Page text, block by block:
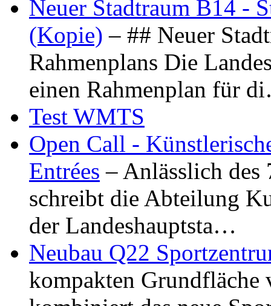
Neuer Stadtraum B14 -
(Kopie) – ## Neuer
Rahmenplans Die
einen Rahmenplan für
Test WMTS
Open Call -
Entrées – Anlässlich
schreibt die Abteilung
der Landeshauptsta…
Neubau Q22
kompakten Grundfläche